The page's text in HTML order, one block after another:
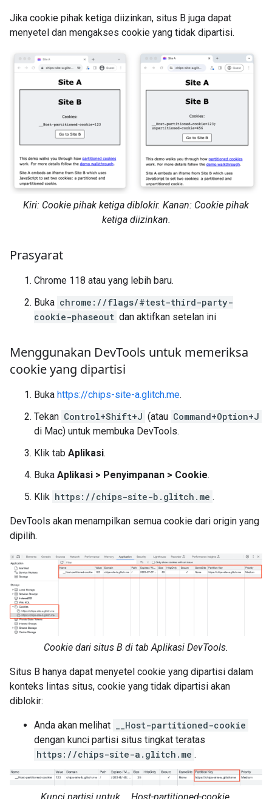
Jika cookie pihak ketiga diizinkan, situs B juga dapat
menyetel dan mengakses cookie yang tidak dipartisi.
Kiri: Cookie pihak ketiga diblokir. Kanan: Cookie pihak
ketiga diizinkan.
Prasyarat
Chrome 118 atau yang lebih baru.
Buka chrome://flags/#test-third-party-
cookie-phaseout dan aktifkan setelan ini
Menggunakan DevTools untuk memeriksa
cookie yang dipartisi
Buka https://chips-site-a.glitch.me.
Tekan Control+Shift+J (atau Command+Option+J
di Mac) untuk membuka DevTools.
Klik tab Aplikasi.
Buka Aplikasi > Penyimpanan > Cookie.
Klik https://chips-site-b.glitch.me .
DevTools akan menampilkan semua cookie dari origin yang
dipilih.
Cookie dari situs B di tab Aplikasi DevTools.
Situs B hanya dapat menyetel cookie yang dipartisi dalam
konteks lintas situs, cookie yang tidak dipartisi akan
diblokir:
Anda akan melihat
__Host-partitioned-cookie
dengan kunci partisi situs tingkat teratas
https://chips-site-a.glitch.me .